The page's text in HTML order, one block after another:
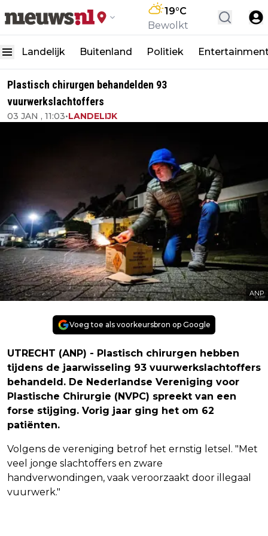
19°C
Bewolkt
Landelijk Buitenland Politiek
Plastisch chirurgen behandelden 93
vuurwerkslachtoffers
03 JAN , 11:03•LANDELIJK
ANP
Voeg toe als voorkeursbron op Google
UTRECHT (ANP) - Plastisch chirurgen hebben
tijdens de jaarwisseling 93 vuurwerkslachtoffers
behandeld. De Nederlandse Vereniging voor
Plastische Chirurgie (NVPC) spreekt van een
forse stijging. Vorig jaar ging het om 62
patiënten.
Volgens de vereniging betrof het ernstig letsel. "Met
veel jonge slachtoffers en zware
handverwondingen, vaak veroorzaakt door illegaal
vuurwerk."